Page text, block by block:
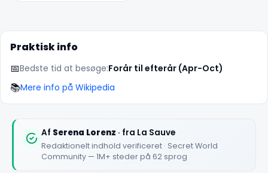
Praktisk info
📅Bedste tid at besøge:Forår til efterår (Apr-Oct)
📚Mere info på Wikipedia
Af Serena Lorenz · fra La Sauve
Redaktionelt indhold verificeret · Secret World
Community — 1M+ steder på 62 sprog